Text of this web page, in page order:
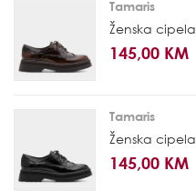
Tamaris
Ženska cipela
145,00 KM
Tamaris
Ženska cipela
145,00 KM